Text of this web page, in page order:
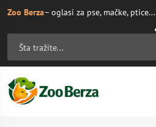
Zoo Berza– oglasi za pse, mačke, ptice...